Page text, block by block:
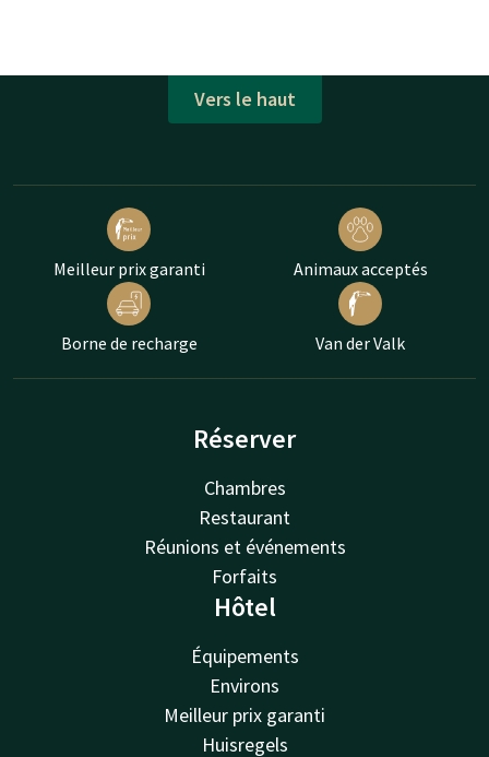
Vers le haut
Meilleur prix garanti Animaux acceptés
Borne de recharge Van der Valk
Réserver
Chambres
Restaurant
Réunions et événements
Forfaits
Hôtel
Équipements
Environs
Meilleur prix garanti
Huisregels